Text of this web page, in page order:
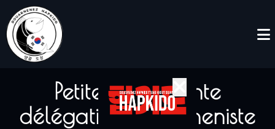
Petite et vaillante
délégation douarneniste